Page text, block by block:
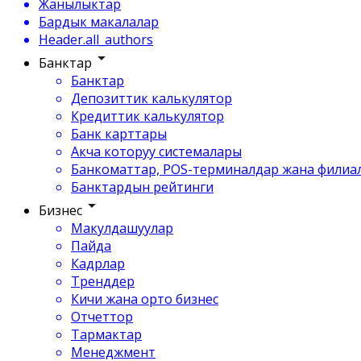
Жанылыктар
Бардык макалалар
Header.all_authors
Банктар
Банктар
Депозиттик калькулятор
Кредиттик калькулятор
Банк карттары
Акча которуу системалары
Банкоматтар, POS-терминалдар жана
Банктардын рейтинги
Бизнес
Макулдашуулар
Пайда
Кадрлар
Тренддер
Кичи жана орто бизнес
Отчеттор
Тармактар
Менеджмент